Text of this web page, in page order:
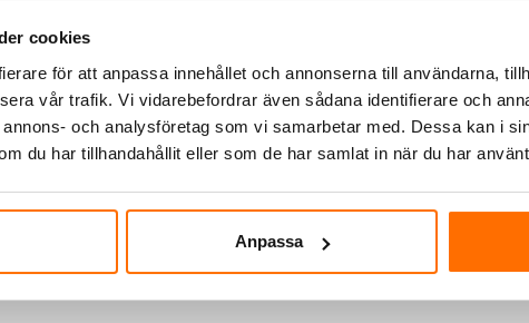
cookies
för att anpassa innehållet och annonserna till användarna,
vår trafik. Vi vidarebefordrar även sådana identifierare och
och analysföretag som vi samarbetar med. Dessa kan i
du har tillhandahållit eller som de har samlat in när du har
Anpassa